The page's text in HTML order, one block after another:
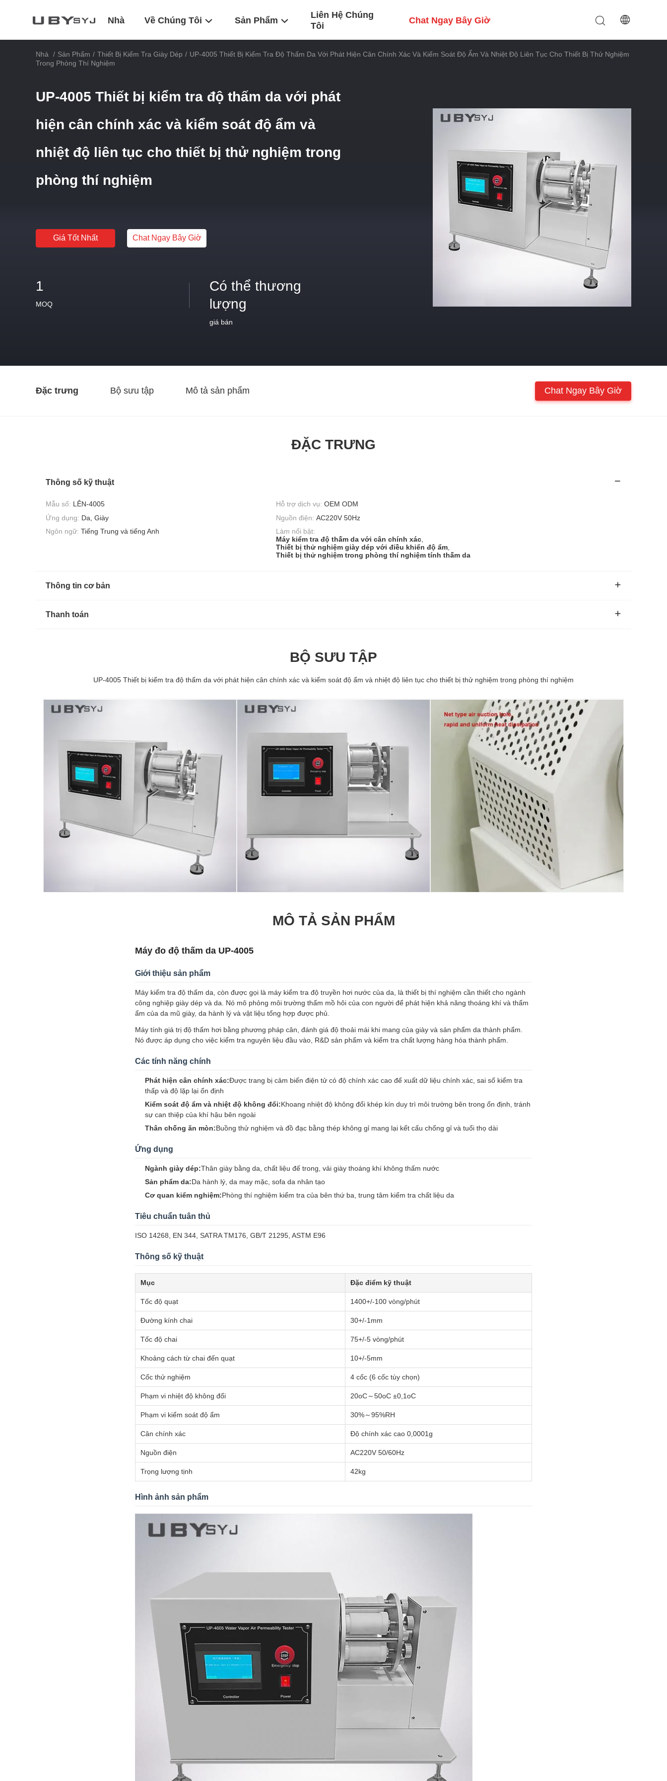
Nhà Về Chúng Tôi Sản Phẩm
Liên Hệ Chúng
Tôi
Chat Ngay Bây Giờ
Nhà / Sản Phẩm / Thiết Bị Kiểm Tra Giày Dép / UP-4005 Thiết Bị Kiểm Tra Độ Thấm Da Với Phát Hiện Cân Chính Xác Và Kiểm Soát Độ Ẩm Và Nhiệt Độ Liên Tục Cho Thiết Bị Thử Nghiệm
Trong Phòng Thí Nghiệm
UP-4005 Thiết bị kiểm tra độ thấm da với phát
hiện cân chính xác và kiểm soát độ ẩm và
nhiệt độ liên tục cho thiết bị thử nghiệm trong
phòng thí nghiệm
Giá Tốt Nhất Chat Ngay Bây Giờ
1
MOQ
Có thể thương
lượng
giá bán
Đặc trưng Bộ sưu tập Mô tả sản phẩm Chat Ngay Bây Giờ
ĐẶC TRƯNG
Thông số kỹ thuật
Mẫu số: LÊN-4005 Hỗ trợ dịch vụ: OEM ODM
Ứng dụng: Da, Giày Nguồn điện: AC220V 50Hz
Ngôn ngữ: Tiếng Trung và tiếng Anh
Làm nổi bật:
Máy kiểm tra độ thấm da với cân chính xác
Thiết bị thử nghiệm giày dép với điều khiển độ ẩm
Thiết bị thử nghiệm trong phòng thí nghiệm tính thấm da
Thông tin cơ bản
Thanh toán
BỘ SƯU TẬP
UP-4005 Thiết bị kiểm tra độ thấm da với phát hiện cân chính xác và kiểm soát độ ẩm và nhiệt độ liên tục cho thiết bị thử nghiệm trong phòng thí nghiệm
MÔ TẢ SẢN PHẨM
Máy đo độ thấm da UP-4005
Giới thiệu sản phẩm
Máy kiểm tra độ thấm da, còn được gọi là máy kiểm tra độ truyền hơi nước của da, là thiết bị thí nghiệm cần thiết cho ngành
công nghiệp giày dép và da. Nó mô phỏng môi trường thấm mồ hôi của con người để phát hiện khả năng thoáng khí và thấm
ẩm của da mũ giày, da hành lý và vật liệu tổng hợp được phủ.
Máy tính giá trị độ thấm hơi bằng phương pháp cân, đánh giá độ thoải mái khi mang của giày và sản phẩm da thành phẩm.
Nó được áp dụng cho việc kiểm tra nguyên liệu đầu vào, R&D sản phẩm và kiểm tra chất lượng hàng hóa thành phẩm.
Các tính năng chính
Phát hiện cân chính xác:Được trang bị cảm biến điện tử có độ chính xác cao để xuất dữ liệu chính xác, sai số kiểm tra
thấp và độ lặp lại ổn định
Kiểm soát độ ẩm và nhiệt độ không đổi:Khoang nhiệt độ không đổi khép kín duy trì môi trường bên trong ổn định, tránh
sự can thiệp của khí hậu bên ngoài
Thân chống ăn mòn:Buồng thử nghiệm và đồ đạc bằng thép không gỉ mang lại kết cấu chống gỉ và tuổi thọ dài
Ứng dụng
Ngành giày dép:Thân giày bằng da, chất liệu đế trong, vải giày thoáng khí không thấm nước
Sản phẩm da:Da hành lý, da may mặc, sofa da nhân tạo
Cơ quan kiểm nghiệm:Phòng thí nghiệm kiểm tra của bên thứ ba, trung tâm kiểm tra chất liệu da
Tiêu chuẩn tuân thủ
ISO 14268, EN 344, SATRA TM176, GB/T 21295, ASTM E96
Thông số kỹ thuật
Mục Đặc điểm kỹ thuật
Tốc độ quạt 1400+/-100 vòng/phút
Đường kính chai 30+/-1mm
Tốc độ chai 75+/-5 vòng/phút
Khoảng cách từ chai đến quạt 10+/-5mm
Cốc thử nghiệm 4 cốc (6 cốc tùy chọn)
Phạm vi nhiệt độ không đổi 20oC～50oC ±0,1oC
Phạm vi kiểm soát độ ẩm 30%～95%RH
Cân chính xác Độ chính xác cao 0,0001g
Nguồn điện AC220V 50/60Hz
Trọng lượng tịnh 42kg
Hình ảnh sản phẩm